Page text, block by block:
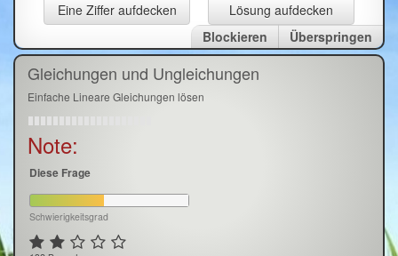
Eine Ziffer aufdecken
Lösung aufdecken
Überspringen
Blockieren
Gleichungen und Ungleichungen
Einfache Lineare Gleichungen lösen
Note:
Diese Frage
Schwierigkeitsgrad